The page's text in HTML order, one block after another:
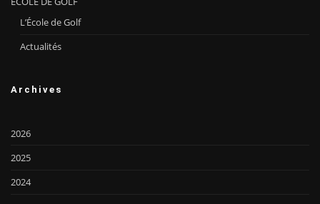
L’École de Golf
Actualités
Archives
2026
2025
2024